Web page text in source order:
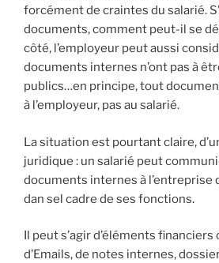
forcément de craintes du salarié.
documents, comment peut-il se
côté, l’employeur peut aussi
documents internes n’ont pas à
publics…en principe, tout
à l’employeur, pas au salarié.
La situation est pourtant claire,
juridique : un salarié peut
documents internes à l’entreprise
dan sel cadre de ses fonctions.
Il peut s’agir d’éléments
d’Emails, de notes internes,